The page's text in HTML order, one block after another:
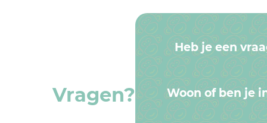
Vragen?
Heb je een
Woon of ben je